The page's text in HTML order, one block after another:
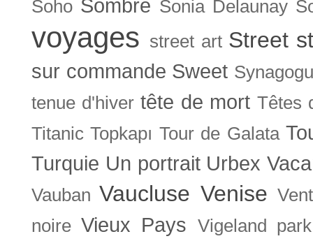
Soho Sombre Sonia Delaunay
voyages street art Street
sur commande Sweet
tenue d'hiver tête de mort Têtes
Titanic Topkapı Tour de Galata
Turquie Un portrait Urbex
Vauban Vaucluse Venise
noire Vieux Pays
Vigeland park